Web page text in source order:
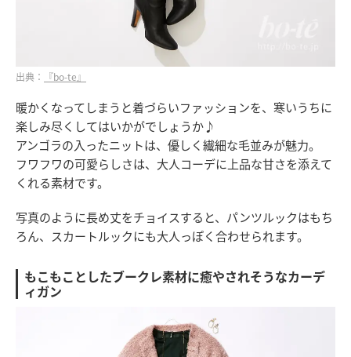
出典： 『bo-te』
暖かくなってしまうと着づらいファッションを、寒いうちに
楽しみ尽くしてはいかがでしょうか♪
アンゴラの入ったニットは、優しく繊細な毛並みが魅力。
フワフワの可愛らしさは、大人コーデに上品な甘さを添えて
くれる素材です。
写真のように長め丈をチョイスすると、パンツルックはもち
ろん、スカートルックにも大人っぽく合わせられます。
もこもことしたブークレ素材に癒やされそうなカーデ
ィガン